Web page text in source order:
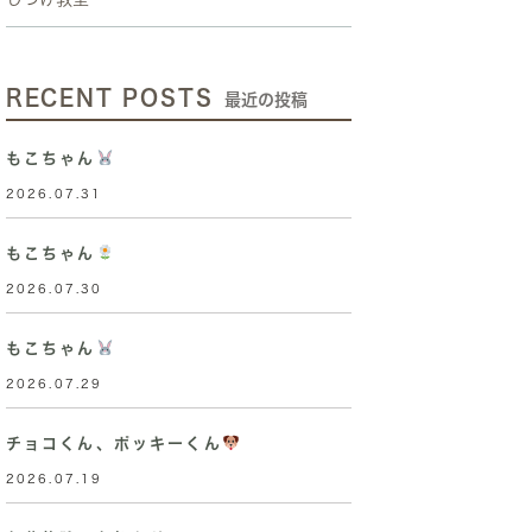
RECENT POSTS 最近の投稿
もこちゃん
2026.07.31
もこちゃん
2026.07.30
もこちゃん
2026.07.29
チョコくん、ポッキーくん
2026.07.19